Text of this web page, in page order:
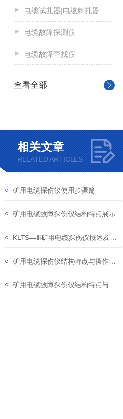
电缆试扎器|电缆刺扎器
电缆故障探测仪
电缆故障查找仪
查看全部
相关文章
RELATED ARTICLES
矿用电缆探伤仪使用步骤篇
矿用电缆故障探伤仪结构特点展示